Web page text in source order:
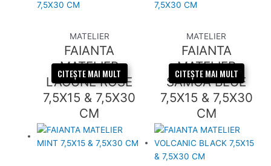
MATELIER
FAIANTA
MATELIER
LAGUNE ROSE
7,5X15 & 7,5X30
CM
CITEȘTE MAI MULT
MATELIER
FAIANTA
MATELIER
SAMOA BLUE
7,5X15 & 7,5X30
CM
CITEȘTE MAI MULT